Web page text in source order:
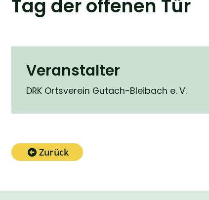
Tag der offenen Tür
Veranstalter
DRK Ortsverein Gutach-Bleibach e. V.
Zurück